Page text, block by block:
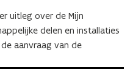
n
i
e
uitleg over de Mijn
delen en installaties
aanvraag van de